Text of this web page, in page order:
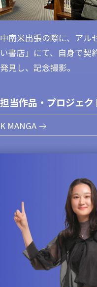
中南米出張の際に、アル
い書店」にて、自身で契
発見し、記念撮影。
担当作品・プロジェク
K MANGA